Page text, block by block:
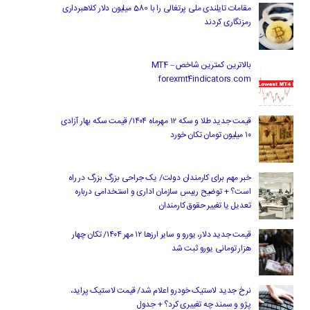
مقامات تایلندی ملی پرتغالی را با 580 میلیون دلار کلاهبرداری
رمزنگاری کردند
بالاترین کمترین شاخص MT4 –
forexmt4indicators.com
قیمت جدید طلا و سکه ۱۲ مهرماه ۱۴۰۴/ قیمت سکه بهار آزادی
۱۰ میلیون تومان تکان خورد
خبر مهم برای کارمندان دولت/ یک جراحی بزرگ بزرگ در راه
است؟ + توضیح رییس سازمان اداری و استخدامی درباره
تعدیل یا تغییر حقوق کارمندان
قیمت جدید دلار، یورو و سایر ارزها ۱۲ مهر ۱۴۰۴/ تکان چهار
هزار تومانی یورو ثبت شد
نرخ جدید لاستیک خودرو اعلام شد/ قیمت لاستیک پراید،
پژو و سمند چه تغییری کرد؟ + جدول